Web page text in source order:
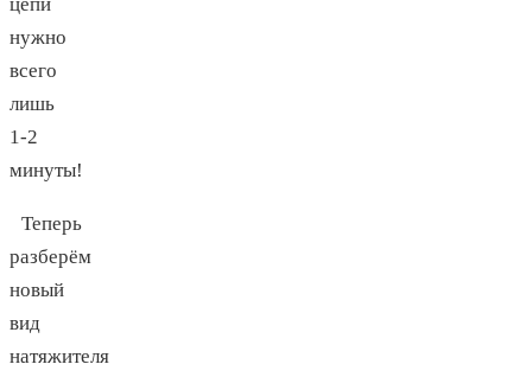
нужно
всего
лишь
1-2
минуты!
Теперь
разберём
новый
вид
натяжителя